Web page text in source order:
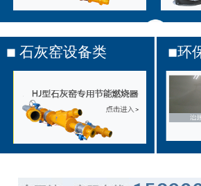
石灰窑设备类 环